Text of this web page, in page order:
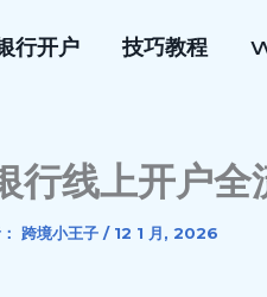
行开户 技巧教程
行线上开户全
跨境小王子 / 12 1 月, 2026